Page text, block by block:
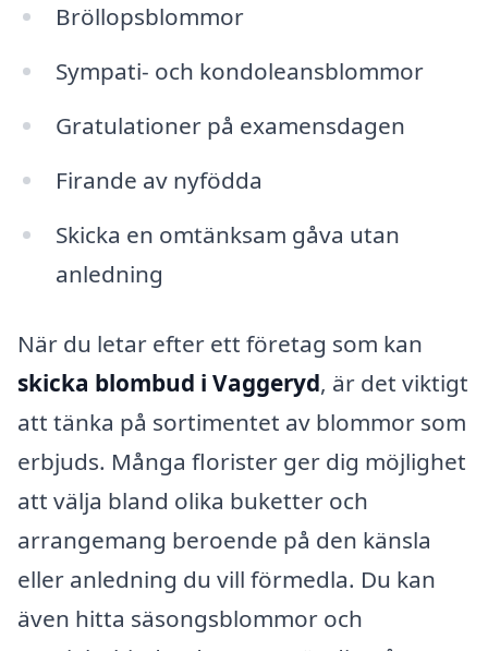
Bröllopsblommor
Sympati- och kondoleansblommor
Gratulationer på examensdagen
Firande av nyfödda
Skicka en omtänksam gåva utan
anledning
När du letar efter ett företag som kan
skicka blombud i Vaggeryd, är det viktigt
att tänka på sortimentet av blommor som
erbjuds. Många florister ger dig möjlighet
att välja bland olika buketter och
arrangemang beroende på den känsla
eller anledning du vill förmedla. Du kan
även hitta säsongsblommor och